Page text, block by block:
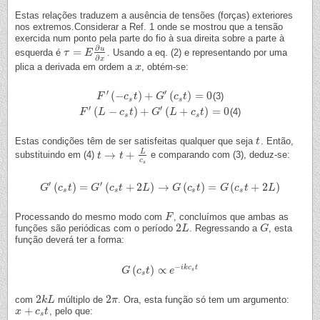
Estas relações traduzem a ausência de tensões (forças) exteriores
nos extremos.Considerar a Ref. 1 onde se mostrou que a tensão
exercida num ponto pela parte do fio à sua direita sobre a parte à
esquerda é τ = E ∂u
∂x
τ= E∂ u∂x
. Usando a eq. (2) e representando por uma
plica a derivada em ordem a x
x , obtém-se:
F ′ (−cs t) + G′ (cst) = 0
F′(−cst)+G′ (cs t)= 0 (3)
F ′ (L − cs t) + G′ (L + cst) = 0
F′(L−c st)+G′( L +c st)= 0 (4)
Estas condições têm de ser satisfeitas qualquer que seja t
t . Então,
substituindo em (4) t → t +
L
cs
t→t+ L cs e comparando com (3), deduz-se:
G′ (cs t) = G′ (cst +2L) → G (cs t) = G (cs t + 2L)
G′( cst)= G ′(c st+ 2L)→ G( cst) = G(c st+2L)
Processando do mesmo modo com F
F , concluímos que ambas as
funções são periódicas com o período 2L
2L . Regressando a G
G , esta
função deverá ter a forma:
G (cst) ∝ e−ikcst
G( cst)∝ e−i kcst
com 2kL
2kL múltiplo de2π
2π. Ora, esta função só tem um argumento:
x + cst
x+cst , pelo que: